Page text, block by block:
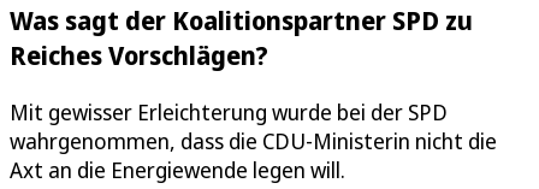
Was sagt der Koalitionspartner SPD zu
Reiches Vorschlägen?
Mit gewisser Erleichterung wurde bei der SPD
wahrgenommen, dass die CDU-Ministerin nicht die
Axt an die Energiewende legen will.